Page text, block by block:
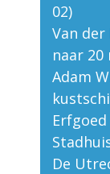
02)
Van
naar 20
Adam
De